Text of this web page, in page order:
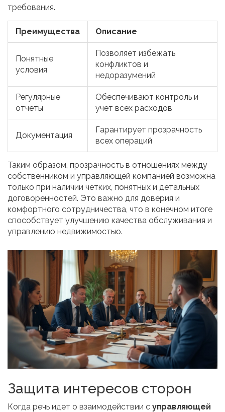
требования.
Преимущества Описание
Понятные
условия
Позволяет избежать
конфликтов и
недоразумений
Регулярные
отчеты
Обеспечивают контроль и
учет всех расходов
Документация
Гарантирует прозрачность
всех операций
Таким образом, прозрачность в отношениях между
собственником и управляющей компанией возможна
только при наличии четких, понятных и детальных
договоренностей. Это важно для доверия и
комфортного сотрудничества, что в конечном итоге
способствует улучшению качества обслуживания и
управлению недвижимостью.
Защита интересов сторон
Когда речь идет о взаимодействии с управляющей